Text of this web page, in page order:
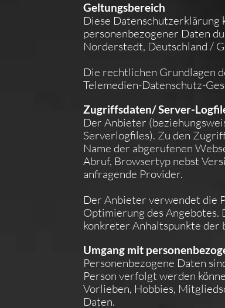
Geltungsbereich
Diese Datenschutzerklärung
personenbezogener Daten
Norderstedt, Deutschland /
Die rechtlichen Grundlagen
Telemedien-Datenschutz-
Zugriffsdaten/ Server-
Der Anbieter
Serverlogfiles). Zu den
Name der abgerufenen
Abruf, Browsertyp nebst
anfragende Provider.
Der Anbieter verwendet die
Optimierung des
konkreter Anhaltspunkte
Umgang mit
Personenbezogene Daten
Person verfolgt werden
Vorlieben, Hobbies,
Daten.